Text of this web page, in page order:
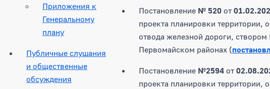
Приложения к
Генеральному
плану
Публичные слушания
и общественные
обсуждения
Постановление № 520от
проекта планировки территории,
отвода железной дороги,
Первомайском районах (
Постановление №2594от
проекта планировки территории,